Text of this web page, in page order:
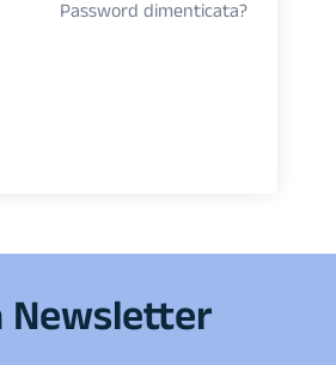
Password dimenticata?
Newsletter